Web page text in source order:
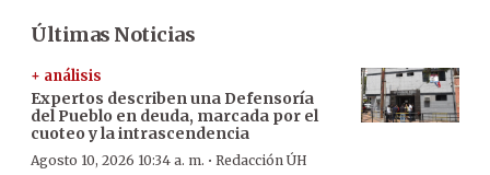
Últimas Noticias
+ análisis
Expertos describen una Defensoría
del Pueblo en deuda, marcada por el
cuoteo y la intrascendencia
Agosto 10, 2026 10:34 a. m. · Redacción ÚH